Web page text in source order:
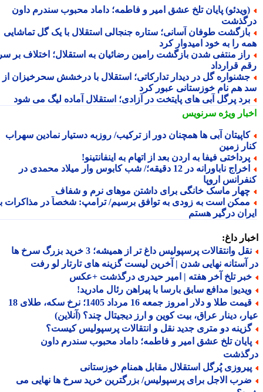
پایان تلخ عشق امیر و فاطمه؛ داماد محبوب سندرم داون
طوفان آسانی؛ ستاره جنجالی استقلال با یک گل تماشایی
را به خود امیدوار کرد
منتفی شدن بازگشت رامین رضائیان به استقلال؛ اختلاف بر سر
قرارداد
گل در دیدار تدارکاتی؛ استقلال با درخشش سحرخیزان از
هم نام خوزستانی عبور کرد
پرگل آبی های پایتخت در آزادی؛ استقلال آماده لیگ می شود
ویژهسرنویس
آبی ها همچنان دور از ترکیب/ روزبه دستیار نمادین سهراب
زمین
فیفا به اردن بعد از اتهام به اینفانتینو!
اخراج ناباورانه در 12 دقیقه؛/ شب کابوس وار میلاد محمدی در
اروپا
ماسک خانگی برای داشتن موهای نرم و شفاف
است به زودی به توافق برسیم/ ترامپ: شخصاً در مذاکرات با
درگیر هستم
داغ:
نقل وانتقالات پرسپولیس داغ تر از همیشه؛ 3 خرید بزرگ سرخ ها
آستانه نهایی شدن | آخرین لیست گزینه های تارتار لو رفت
تلخ آخر هفته | امیر حیدری درگذشت +عکس
مدافع سابق بارسا با پیراهن رئال مادرید!
قیمت طلا و دلار امروز جمعه 16 مرداد 1405؛ نرخ سکه، طلای 18
دینار عراق، بیت کوین و ارز دیجیتال چند؟ (آنلاین)
دو متری جدید نقل و انتقالات پرسپولیس کیست؟
تلخ عشق امیر و فاطمه؛ داماد محبوب سندرم داون
پُرگل استقلال مقابل همنام خوزستانی
الاجل برای پرسپولیس/ بزرگترین خرید سرخ ها نهایی می